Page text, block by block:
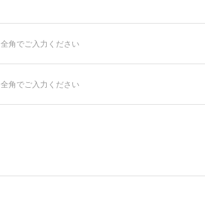
全角でご入力ください
全角でご入力ください